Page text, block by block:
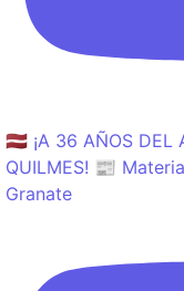
🇱🇻 ¡A 36 AÑOS DEL
QUILMES! 📰
Granate